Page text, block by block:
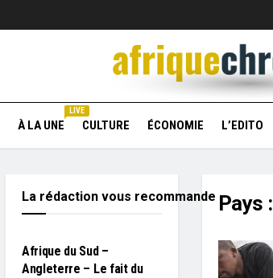
À LA UNE
LIVE
CULTURE ÉCONOMIE L’EDITO
Pays :
La rédaction vous recommande
L'EDITO
Afrique du Sud –
Angleterre – Le fait du